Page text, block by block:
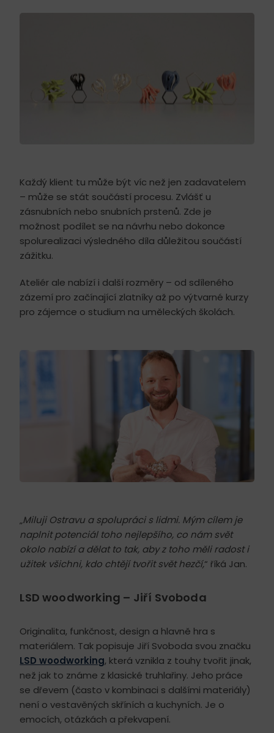
Každý klient tu může být víc než jen zadavatelem
– může se stát součástí procesu. Zvlášť u
zásnubních nebo snubních prstenů. Zde je
možnost podílet se na návrhu nebo dokonce
spolurealizaci výsledného díla důležitou součástí
zážitku.
Ateliér ale nabízí i další rozměry – od sdíleného
zázemí pro začínající zlatníky až po výtvarné kurzy
pro zájemce o studium na uměleckých školách.
„Miluji Ostravu a spolupráci s lidmi. Mým cílem je
naplnit potenciál toho nejlepšího, co nám svět
okolo nabízí a dělat to tak, aby z toho měli radost i
užitek všichni, kdo chtějí tvořit svět hezčí,“ říká Jan.
LSD woodworking – Jiří Svoboda
Originalita, funkčnost, design a hlavně hra s
materiálem. Tak popisuje Jiří Svoboda svou značku
LSD woodworking, která vznikla z touhy tvořit jinak,
než jak to známe z klasické truhlařiny. Jeho práce
se dřevem (často v kombinaci s dalšími materiály)
není o vestavěných skříních a kuchyních. Je o
emocích, otázkách a překvapení.